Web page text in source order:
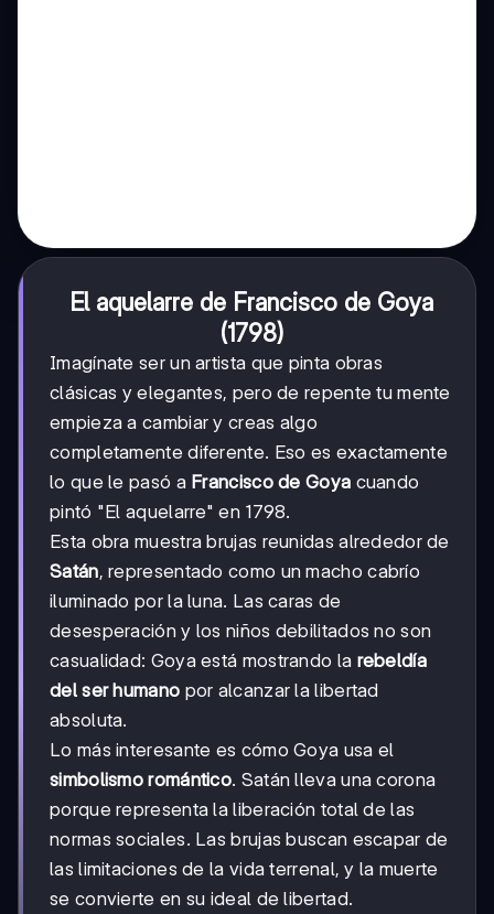
El aquelarre de Francisco de Goya
(1798)
Imagínate ser un artista que pinta obras
clásicas y elegantes, pero de repente tu mente
empieza a cambiar y creas algo
completamente diferente. Eso es exactamente
lo que le pasó a Francisco de Goya cuando
pintó "El aquelarre" en 1798.
Esta obra muestra brujas reunidas alrededor de
Satán, representado como un macho cabrío
iluminado por la luna. Las caras de
desesperación y los niños debilitados no son
casualidad: Goya está mostrando la rebeldía
del ser humano por alcanzar la libertad
absoluta.
Lo más interesante es cómo Goya usa el
simbolismo romántico. Satán lleva una corona
porque representa la liberación total de las
normas sociales. Las brujas buscan escapar de
las limitaciones de la vida terrenal, y la muerte
se convierte en su ideal de libertad.